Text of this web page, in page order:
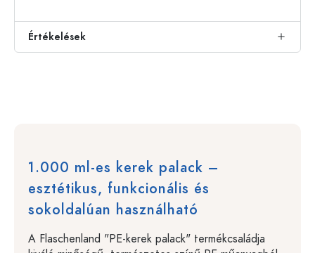
Értékelések
1.000 ml-es kerek palack –
esztétikus, funkcionális és
sokoldalúan használható
A Flaschenland "PE-kerek palack" termékcsaládja